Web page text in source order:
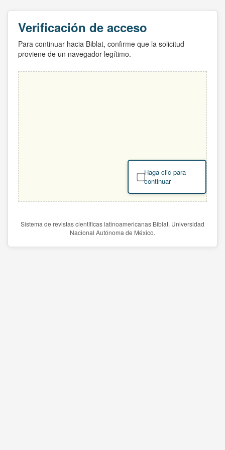
Verificación de acceso
Para continuar hacia Biblat, confirme que la solicitud
proviene de un navegador legítimo.
Haga clic para
continuar
Sistema de revistas científicas latinoamericanas Biblat. Universidad
Nacional Autónoma de México.